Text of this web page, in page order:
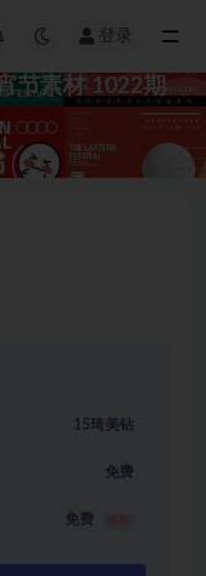
登录
20款精品元宵psd源文件海报元宵节素材 1022期
15琦美钻
免费
免费